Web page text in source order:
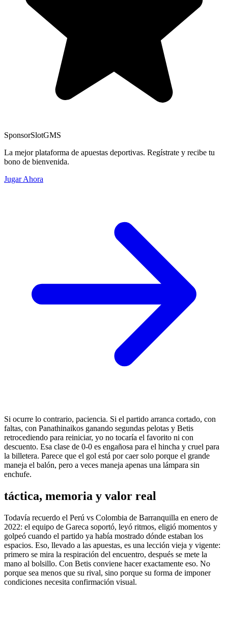
SponsorSlotGMS
La mejor plataforma de apuestas deportivas. Regístrate y recibe tu
bono de bienvenida.
Jugar Ahora
Si ocurre lo contrario, paciencia. Si el partido arranca cortado, con
faltas, con Panathinaikos ganando segundas pelotas y Betis
retrocediendo para reiniciar, yo no tocaría el favorito ni con
descuento. Esa clase de 0-0 es engañosa para el hincha y cruel para
la billetera. Parece que el gol está por caer solo porque el grande
maneja el balón, pero a veces maneja apenas una lámpara sin
enchufe.
táctica, memoria y valor real
Todavía recuerdo el Perú vs Colombia de Barranquilla en enero de
2022: el equipo de Gareca soportó, leyó ritmos, eligió momentos y
golpeó cuando el partido ya había mostrado dónde estaban los
espacios. Eso, llevado a las apuestas, es una lección vieja y vigente:
primero se mira la respiración del encuentro, después se mete la
mano al bolsillo. Con Betis conviene hacer exactamente eso. No
porque sea menos que su rival, sino porque su forma de imponer
condiciones necesita confirmación visual.